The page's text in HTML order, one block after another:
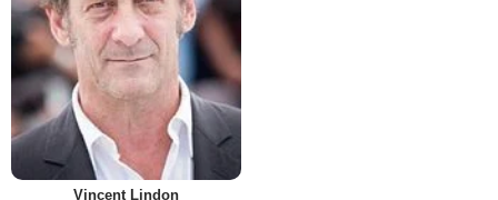
Vincent Lindon